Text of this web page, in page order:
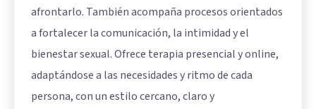
afrontarlo. También acompaña procesos orientados
a fortalecer la comunicación, la intimidad y el
bienestar sexual. Ofrece terapia presencial y online,
adaptándose a las necesidades y ritmo de cada
persona, con un estilo cercano, claro y